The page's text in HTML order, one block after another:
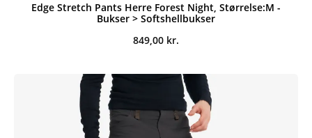
Edge Stretch Pants Herre Forest Night, Størrelse:M -
Bukser > Softshellbukser
849,00 kr.